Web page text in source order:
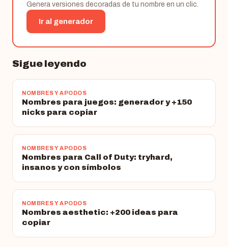
Genera versiones decoradas de tu nombre en un clic.
Ir al generador
Sigue leyendo
NOMBRES Y APODOS
Nombres para juegos: generador y +150
nicks para copiar
NOMBRES Y APODOS
Nombres para Call of Duty: tryhard,
insanos y con símbolos
NOMBRES Y APODOS
Nombres aesthetic: +200 ideas para
copiar